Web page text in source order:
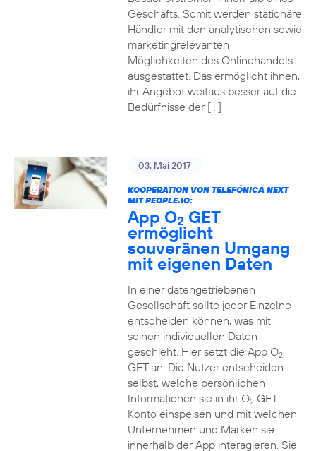
Geschäfts. Somit werden stationäre
Händler mit den analytischen sowie
marketingrelevanten
Möglichkeiten des Onlinehandels
ausgestattet. Das ermöglicht ihnen,
ihr Angebot weitaus besser auf die
Bedürfnisse der […]
03. Mai 2017
KOOPERATION VON TELEFÓNICA NEXT
MIT PEOPLE.IO:
App O2 GET
ermöglicht
souveränen Umgang
mit eigenen Daten
In einer datengetriebenen
Gesellschaft sollte jeder Einzelne
entscheiden können, was mit
seinen individuellen Daten
geschieht. Hier setzt die App O2
GET an: Die Nutzer entscheiden
selbst, welche persönlichen
Informationen sie in ihr O2GET-
Konto einspeisen und mit welchen
Unternehmen und Marken sie
innerhalb der App interagieren. Sie